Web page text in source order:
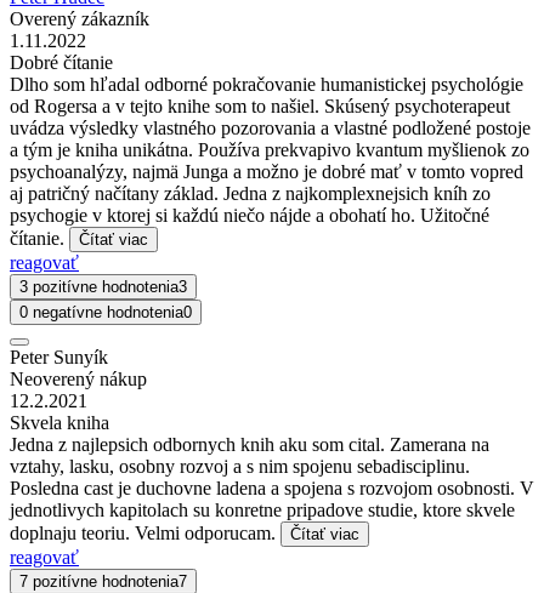
Overený zákazník
1.11.2022
Dobré čítanie
Dlho som hľadal odborné pokračovanie humanistickej psychológie
od Rogersa a v tejto knihe som to našiel. Skúsený psychoterapeut
uvádza výsledky vlastného pozorovania a vlastné podložené postoje
a tým je kniha unikátna. Používa prekvapivo kvantum myšlienok zo
psychoanalýzy, najmä Junga a možno je dobré mať v tomto vopred
aj patričný načítany základ. Jedna z najkomplexnejsich kníh zo
psychogie v ktorej si každú niečo nájde a obohatí ho. Užitočné
čítanie.
Čítať viac
reagovať
3 pozitívne hodnotenia3
0 negatívne hodnotenia0
Peter Sunyík
Neoverený nákup
12.2.2021
Skvela kniha
Jedna z najlepsich odbornych knih aku som cital. Zamerana na
vztahy, lasku, osobny rozvoj a s nim spojenu sebadisciplinu.
Posledna cast je duchovne ladena a spojena s rozvojom osobnosti. V
jednotlivych kapitolach su konretne pripadove studie, ktore skvele
doplnaju teoriu. Velmi odporucam.
Čítať viac
reagovať
7 pozitívne hodnotenia7